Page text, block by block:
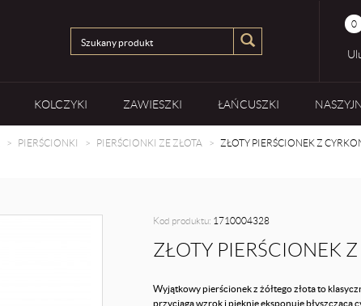
0
KOLCZYKI ZAWIESZKI ŁAŃCUSZKI
PIERŚCIONKI PIERŚCIONKI ZE ZŁOTA ZŁOTY PIERŚCIONEK Z
Kod produktu: 1710004328
ZŁOTY PIERŚCIONEK
Wyjątkowy pierścionek z żółtego złota to
przyciąga wzrok i pięknie eksponuje błyszczącą